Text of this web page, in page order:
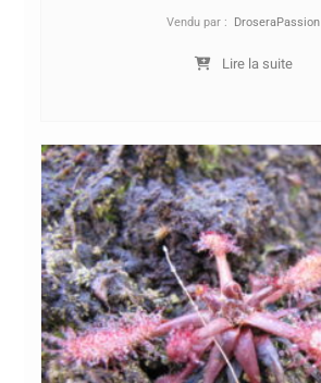
Vendu par : DroseraPassion
Lire la suite